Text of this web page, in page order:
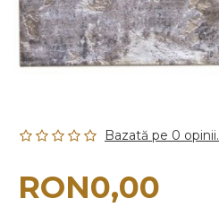
Bazată pe 0 opinii.
RON0,00